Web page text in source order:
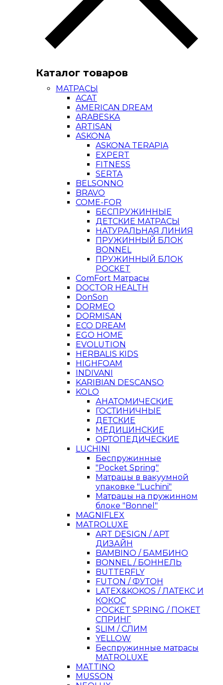
Каталог товаров
МАТРАСЫ
ACAT
AMERICAN DREAM
ARABESKA
ARTISAN
ASKONA
ASKONA TERAPIA
EXPERT
FITNESS
SERTA
BELSONNO
BRAVO
COME-FOR
БЕСПРУЖИННЫЕ
ДЕТСКИЕ МАТРАСЫ
НАТУРАЛЬНАЯ ЛИНИЯ
ПРУЖИННЫЙ БЛОК
BONNEL
ПРУЖИННЫЙ БЛОК
POCKET
ComFort Матрасы
DOCTOR HEALTH
DonSon
DORMEO
DORMISAN
ECO DREAM
EGO HOME
EVOLUTION
HERBALIS KIDS
HIGHFOAM
INDIVANI
KARIBIAN DESCANSO
KOLO
АНАТОМИЧЕСКИЕ
ГОСТИНИЧНЫЕ
ДЕТСКИЕ
МЕДИЦИНСКИЕ
ОРТОПЕДИЧЕСКИЕ
LUCHINI
Беспружинные
"Pocket Spring"
Матрацы в вакуумной
упаковке "Luchini"
Матрацы на пружинном
блоке "Bonnel"
MAGNIFLEX
MATROLUXE
ART DESIGN / АРТ
ДИЗАЙН
BAMBINO / БАМБИНО
BONNEL / БОННЕЛЬ
BUTTERFLY
FUTON / ФУТОН
LATEX&KOKOS / ЛАТЕКС И
КОКОС
POCKET SPRING / ПОКЕТ
СПРИНГ
SLIM / СЛИМ
YELLOW
Беспружинные матрасы
MATROLUXE
MATTINO
MUSSON